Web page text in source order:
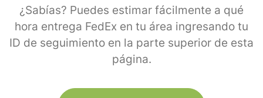
¿Sabías? Puedes estimar fácilmente a qué
hora entrega FedEx en tu área ingresando tu
ID de seguimiento en la parte superior de esta
página.